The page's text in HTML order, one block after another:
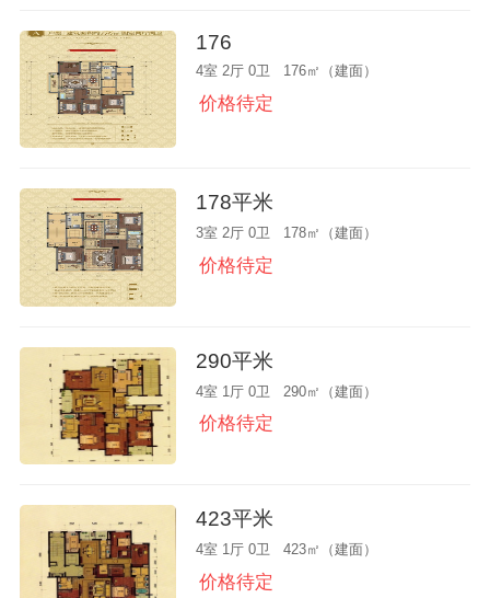
176
4室 2厅 0卫 176㎡（建面）
价格待定
178平米
3室 2厅 0卫 178㎡（建面）
价格待定
290平米
4室 1厅 0卫 290㎡（建面）
价格待定
423平米
4室 1厅 0卫 423㎡（建面）
价格待定